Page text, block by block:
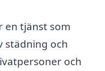
en tjänst som
städning och
och